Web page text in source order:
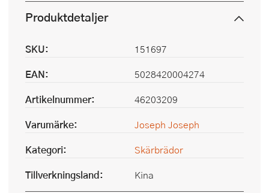
Produktdetaljer
SKU:
151697
EAN:
5028420004274
Artikelnummer:
46203209
Varumärke:
Joseph Joseph
Kategori:
Skärbrädor
Tillverkningsland:
Kina